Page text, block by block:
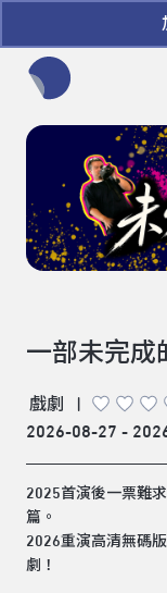
一部未完成
戲劇
|
2026-08-27 -
2025首演後一票難
篇。
2026重演高清無碼
劇！